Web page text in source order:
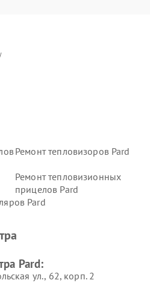
Ремонт тепловизоров Pard
Ремонт тепловизионных
прицелов Pard
Pard
Pard:
ул., 62, корп. 2